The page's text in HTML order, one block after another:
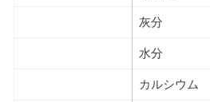
灰分
水分
カルシウム